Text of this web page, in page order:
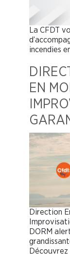
La CFDT
incendies
EN
Direction
DORM